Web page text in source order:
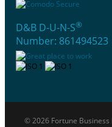
D&B D-U-N-S®
Number: 861494523
© 2026 Fortune Business